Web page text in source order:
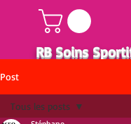
RB Soins
Post
Tous les posts